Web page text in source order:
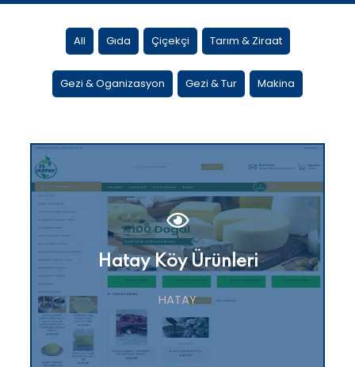
All Gıda Çiçekçi Tarım & Ziraat
Gezi & Oganizasyon Gezi & Tur Makina
Hatay Köy Ürünleri
HATAY